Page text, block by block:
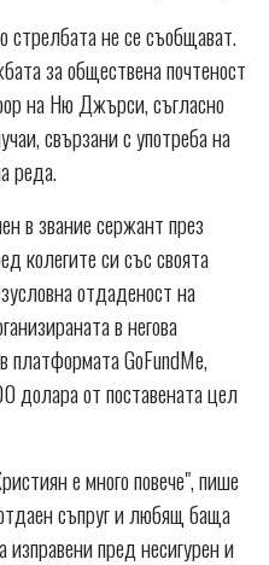
не се съобщават.
за обществена почтеност
на Ню Джърси, съгласно
свързани с употреба на
реда.
в звание сержант през
колегите си със своята
отдаденост на
в негова
платформата GoFundMe,
долара от поставената цел
е много повече", пише
съпруг и любящ баща
пред несигурен и